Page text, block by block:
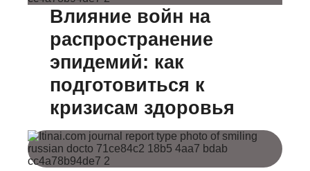
Влияние войн на
распространение
эпидемий: как
подготовиться к
кризисам здоровья